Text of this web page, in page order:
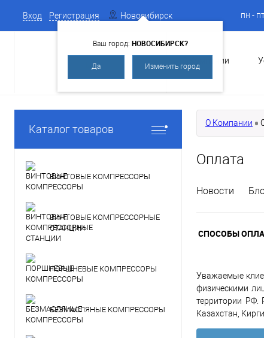
Вход Регистрация Новосибирск
Ваш город: НОВОСИБИРСК?
Да Изменить город
пн -
О Компании
Каталог товаров
ВИНТОВЫЕ КОМПРЕССОРЫ
ВИНТОВЫЕ КОМПРЕССОРНЫЕ
СТАНЦИИ
ПОРШНЕВЫЕ КОМПРЕССОРЫ
БЕЗМАСЛЯНЫЕ КОМПРЕССОРЫ
О Компании
Оплата
Новости
СПОСОБЫ
Уважаемые
физическими
территории РФ.
Казахстан,